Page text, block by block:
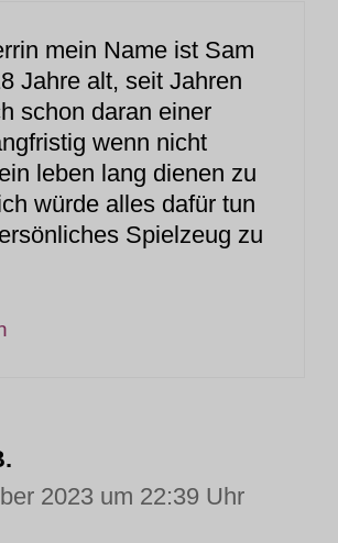
mein Name ist Sam
Jahre alt, seit Jahren
schon daran einer
wenn nicht
leben lang dienen zu
würde alles dafür tun
Spielzeug zu
2023 um 22:39 Uhr